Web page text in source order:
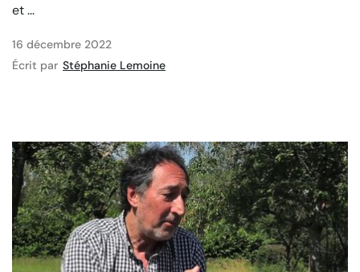
et ...
16 décembre 2022
Écrit par Stéphanie Lemoine